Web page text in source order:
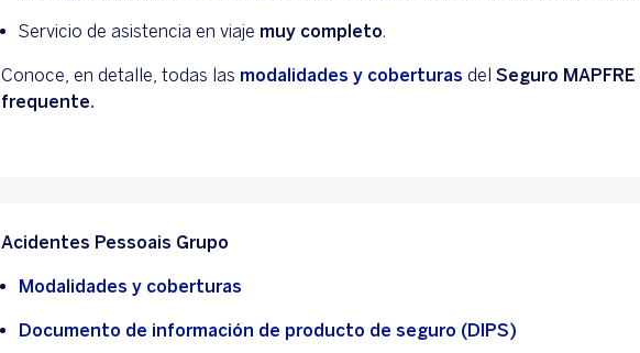
Servicio de asistencia en viaje muy completo.
Conoce, en detalle, todas las modalidades y coberturas del Seguro
frequente.
Acidentes Pessoais Grupo
Modalidades y coberturas
Documento de información de producto de seguro (DIPS)